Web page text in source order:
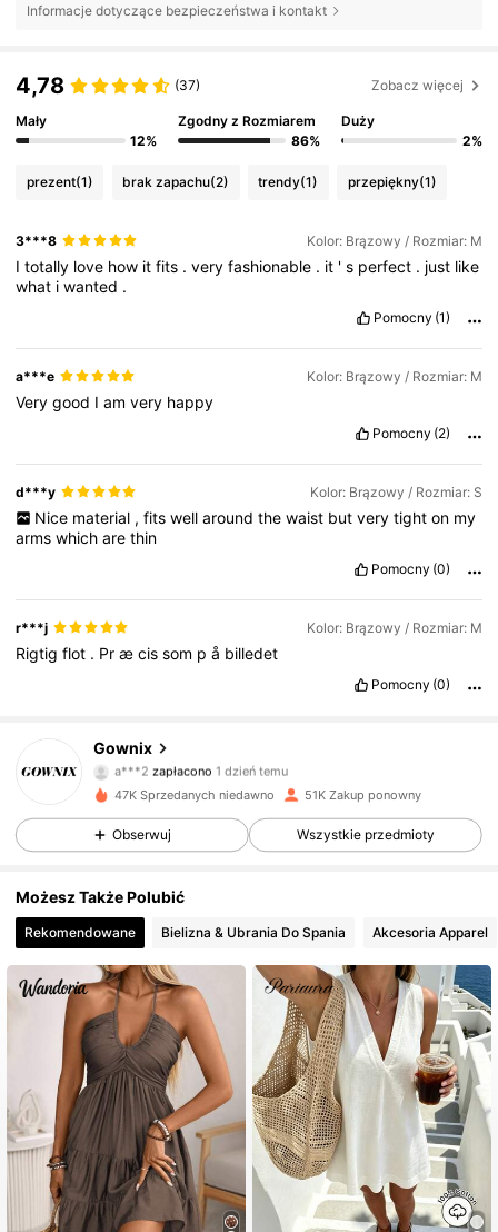
Informacje dotyczące bezpieczeństwa i kontakt
4,78 (37) Zobacz więcej
Mały
12%
Zgodny z Rozmiarem
86%
Duży
2%
prezent(1) brak zapachu(2) trendy(1) przepiękny(1)
3***8 Kolor: Brązowy / Rozmiar: M
Itotally love how itfits .veryfashionable . it 's perfect . just like
what iwanted .
Pomocny (1)
a***e Kolor: Brązowy / Rozmiar: M
Verygood Iamvery happy
Pomocny (2)
d***y Kolor: Brązowy / Rozmiar: S
Nice material , fits well around the waist but very tight on my
armswhicharethin
Pomocny (0)
r***j Kolor: Brązowy / Rozmiar: M
Rigtigflot . Præcissom på billedet
Pomocny (0)
Gownix
4,82
36K Obserwujący
a***2 zapłacono 1 dzień temu
3 godzin(y) temu
4,82 36K Obserwujący
4,82 36K Obserwujący
4,82 36K Obserwujący
4,82 36K Obserwujący
4,82 36K Obserwujący
4,82 36K Obserwujący
47K Sprzedanych niedawno 51K Zakup ponowny
Obserwuj Wszystkie przedmioty
Możesz Także Polubić
Rekomendowane Bielizna & Ubrania Do Spania Akcesoria Apparel